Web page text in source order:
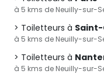
à 5 kms de Neuilly-sur-
Toiletteurs à
à 5 kms de Neuilly-sur-
Toiletteurs à
à 5 kms de Neuilly-sur-